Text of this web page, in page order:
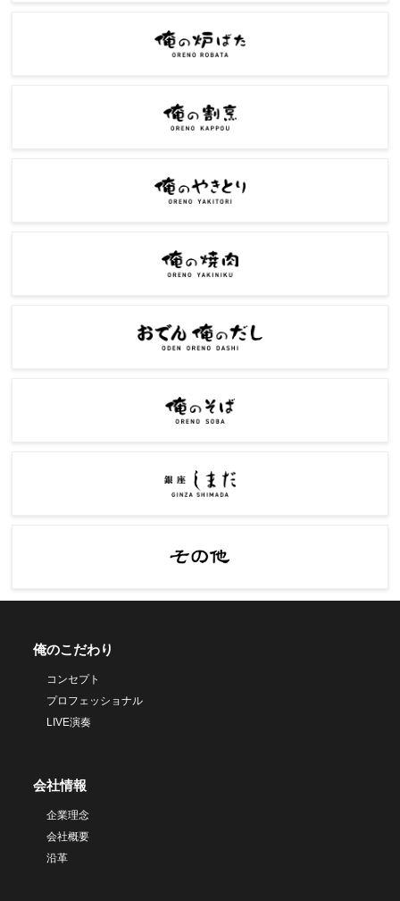
俺のこだわり
コンセプト
プロフェッショナル
LIVE演奏
会社情報
企業理念
会社概要
沿革